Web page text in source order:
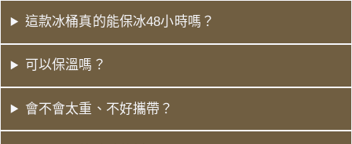
這款冰桶真的能保冰48小時嗎？
可以保溫嗎？
會不會太重、不好攜帶？